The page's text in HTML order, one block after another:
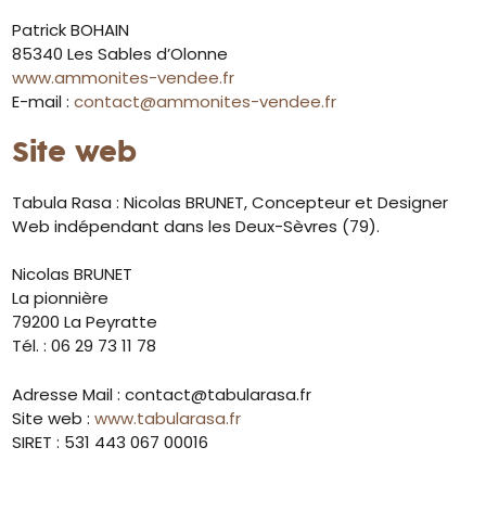
Patrick BOHAIN
85340 Les Sables d’Olonne
www.ammonites-vendee.fr
E-mail :contact@ammonites-vendee.fr
Site web
Tabula Rasa : Nicolas BRUNET, Concepteur et Designer
Web indépendant dans les Deux-Sèvres (79).
Nicolas BRUNET
La pionnière
79200 La Peyratte
Tél. : 06 29 73 11 78
Adresse Mail : contact@tabularasa.fr
Site web :www.tabularasa.fr
SIRET : 531 443 067 00016